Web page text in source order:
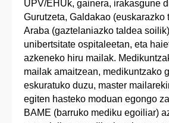
UPV/EHUk, gainera, irakasgune
Gurutzeta, Galdakao (euskarazko
Araba (gaztelaniazko taldea
unibertsitate ospitaleetan, eta
azkeneko hiru mailak.
mailak amaitzean, medikuntzako
eskuratuko duzu, master
egiten hasteko moduan egongo
BAME (barruko mediku egoiliar)